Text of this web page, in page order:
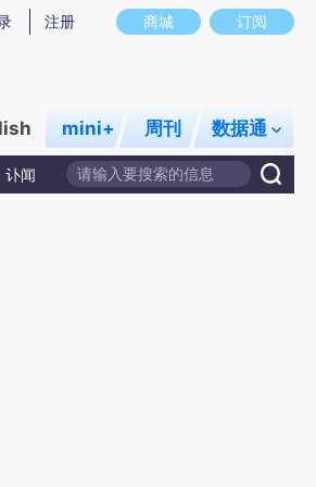
意图存在偏差。不代表财新观点和立场。推荐点击
商城 订阅
注册
mini+ 周刊 数据通
讣闻